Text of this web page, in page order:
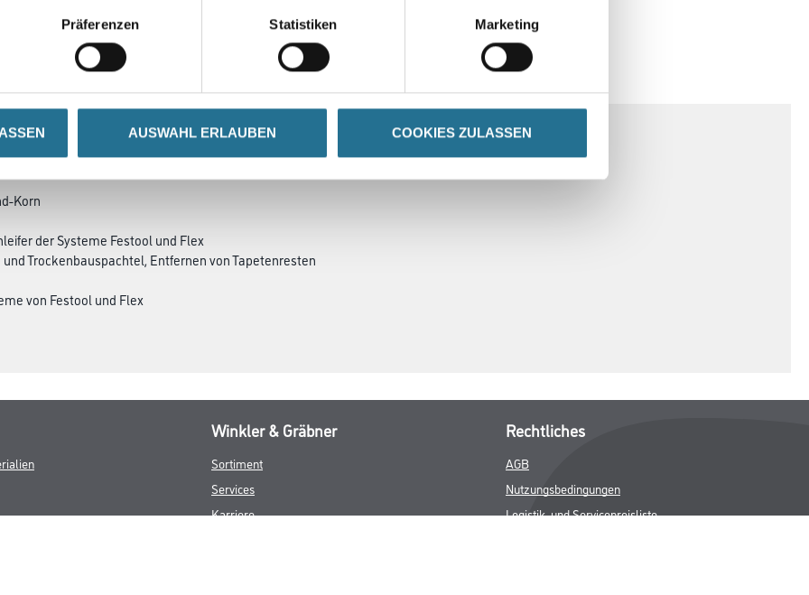
Präferenzen Statistiken Marketing
AUSWAHL ERLAUBEN COOKIES ZULASSEN
ZUSATZINFOS GEFAHRENHINWEISE SPEZIFIKATIONEN
Korn
der Systeme Festool und Flex
Trockenbauspachtel, Entfernen von Tapetenresten
von Festool und Flex
Winkler & Gräbner
Sortiment
Services
Karriere
Rechtliches
AGB
Nutzungsbedingungen
Logistik- und Servicepreisliste